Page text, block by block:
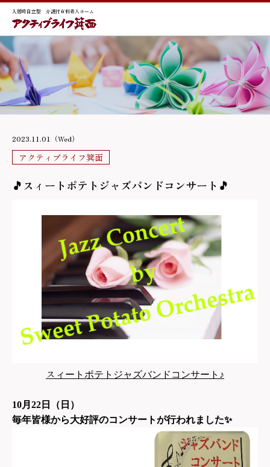
入居時自立型 介護付有料老人ホーム
2023.11.01（Wed）
アクティブライフ箕面
🎵スィートポテトジャズバンドコンサート🎵
ス ィートポテトジャズバンドコンサート♪
10月22日（日）
毎年皆様から大好評のコンサートが行われました✨